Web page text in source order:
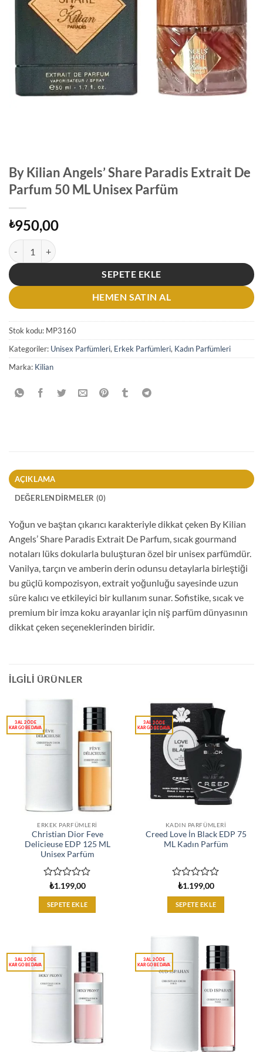
By Kilian Angels’ Share Paradis Extrait De
Parfum 50 ML Unisex Parfüm
₺950,00
By Kilian Angels' Share Paradis Extrait De Parfum 50 ML Unisex
SEPETE EKLE
HEMEN SATIN AL
Stok kodu: MP3160
Kategoriler: Unisex Parfümleri, Erkek Parfümleri, Kadın Parfümleri
Marka: Kilian
AÇIKLAMA
DEĞERLENDIRMELER (0)
Yoğun ve baştan çıkarıcı karakteriyle dikkat çeken By Kilian
Angels’ Share Paradis Extrait De Parfum, sıcak gourmand
notaları lüks dokularla buluşturan özel bir unisex parfümdür.
Vanilya, tarçın ve amberin derin odunsu detaylarla birleştiği
bu güçlü kompozisyon, extrait yoğunluğu sayesinde uzun
süre kalıcı ve etkileyici bir kullanım sunar. Sofistike, sıcak ve
premium bir imza koku arayanlar için niş parfüm dünyasının
dikkat çeken seçeneklerinden biridir.
İLGILI ÜRÜNLER
ERKEK PARFÜMLERI
Christian Dior Feve
Delicieuse EDP 125 ML
Unisex Parfüm
üzerinden
0
oy
₺1.199,00
SEPETE EKLE
KADIN PARFÜMLERI
Creed Love İn Black EDP 75
ML Kadın Parfüm
üzerinden
0
oy
₺1.199,00
SEPETE EKLE